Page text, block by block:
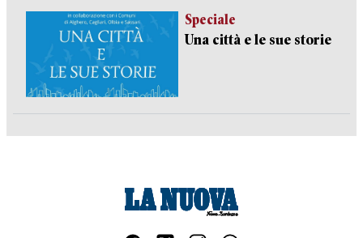
Speciale
Una città e le sue storie